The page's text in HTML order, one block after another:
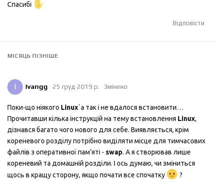
Спасибі
Відповісти
МІСЯЦЬ ПІЗНІШЕ
I Ivangg 25 груд 2019 р. Змінено
Поки-що ніякого Linux`а так і не вдалося встановити…
Прочитавши кілька інструкцій на тему встановлення Linux,
дізнався багато чого нового для себе. Виявляється, крім
кореневого розділу потрібно виділяти місце для тимчасових
файлів з оперативної пам’яті - swap. А я створював лише
кореневий та домашній розділи. І ось думаю, чи зміниться
щось в кращу сторону, якщо почати все спочатку
?